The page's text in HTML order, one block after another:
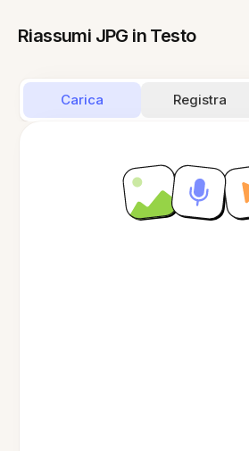
Riassumi JPG in Testo
Carica Registra